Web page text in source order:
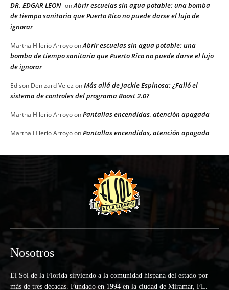
DR. EDGAR LEON onAbrir escuelas sin agua potable: una bomba
de tiempo sanitaria que Puerto Rico no puede darse el lujo de
ignorar
Martha Hilerio ArroyoonAbrir escuelas sin agua potable: una
bomba de tiempo sanitaria que Puerto Rico no puede darse el lujo
de ignorar
Edison Denizard Velez onMás allá de Jackie Espinosa: ¿Falló el
sistema de controles del programa Boost 2.0?
Martha Hilerio ArroyoonPantallas encendidas, atención apagada
Martha Hilerio ArroyoonPantallas encendidas, atención apagada
Nosotros
El Sol de la Florida sirviendo a la comunidad hispana del estado por
más de tres décadas. Fundado en 1994 en la ciudad de Miramar, FL.